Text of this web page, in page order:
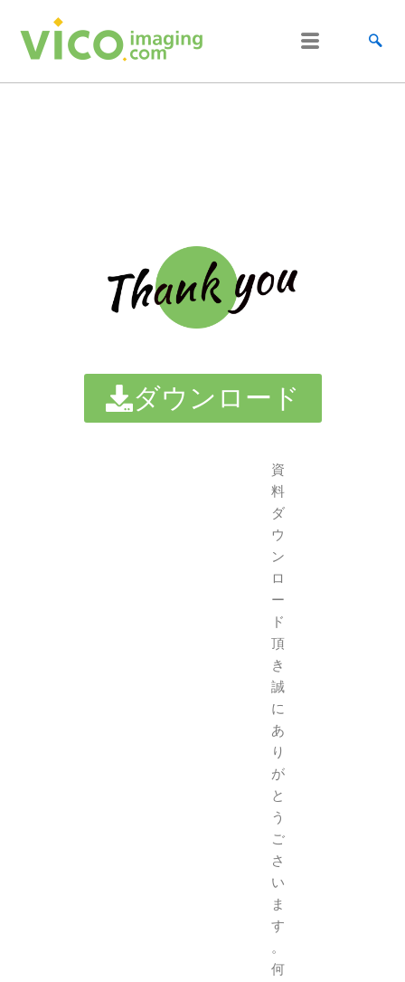
ダウンロード
資
料
ダ
ウ
ン
ロ
ー
ド
頂
き
誠
に
あ
り
が
と
う
ご
さ
い
ま
す
。
何